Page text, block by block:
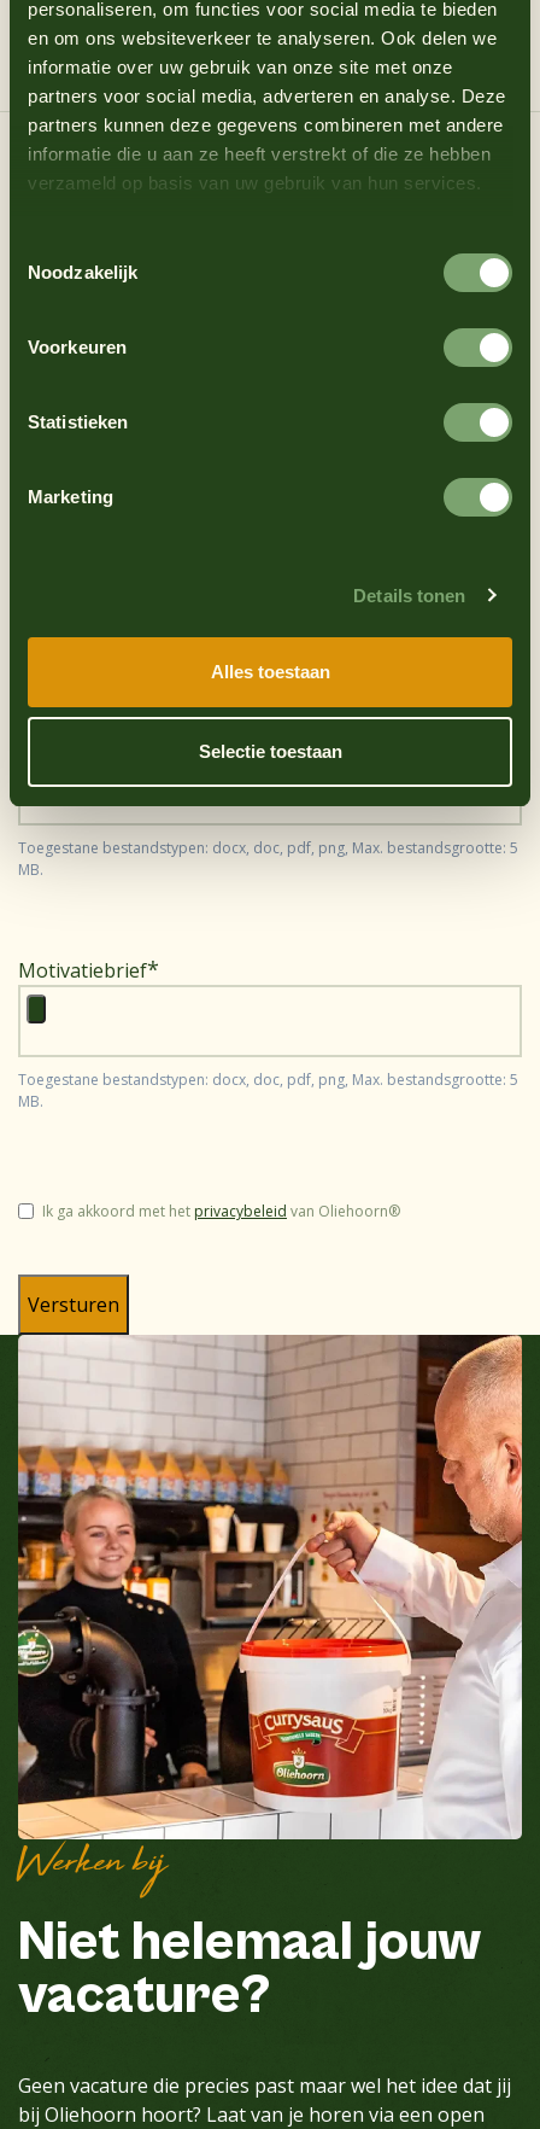
personaliseren, om functies voor social media te bieden
en om ons websiteverkeer te analyseren. Ook delen we
informatie over uw gebruik van onze site met onze
partners voor social media, adverteren en analyse. Deze
partners kunnen deze gegevens combineren met andere
informatie die u aan ze heeft verstrekt of die ze hebben
verzameld op basis van uw gebruik van hun services.
Noodzakelijk
Voorkeuren
Statistieken
Marketing
Details tonen
Alles toestaan
Selectie toestaan
vacature kun je contact opnemen met Atso de Jong,
telefoonnummer: 088-2441200.
Solliciteren
We maken graag kennis met je. De koffie staat voor je
klaar.
E-mailadres
Toegestane bestandstypen: docx, doc, pdf, png, Max. bestandsgrootte: 5
MB.
Motivatiebrief
Toegestane bestandstypen: docx, doc, pdf, png, Max. bestandsgrootte: 5
MB.
Instemming
Ik ga akkoord met het privacybeleid van Oliehoorn®
Werken bij
Niet helemaal jouw
vacature?
Geen vacature die precies past maar wel het idee dat jij
bij Oliehoorn hoort? Laat van je horen via een open